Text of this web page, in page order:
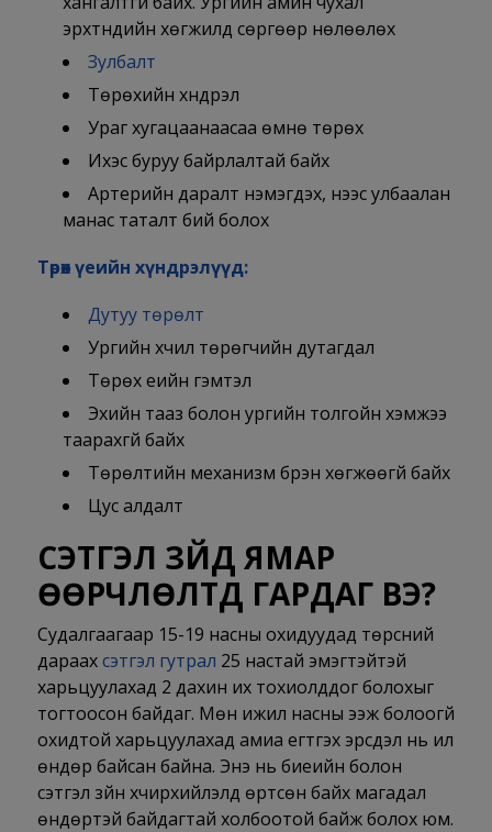
эрхтнүүдийн хөгжилд сөргөөр нөлөөлөх
Зулбалт
Төрөхийн хүндрэл
Ураг хугацаанаасаа өмнө төрөх
Ихэс буруу байрлалтай байх
Артерийн даралт нэмэгдэх, үүнээс улбаалан
манас таталт бий болох
Төрөх үеийн хүндрэлүүд:
Дутуу төрөлт
Ургийн хүчил төрөгчийн дутагдал
Төрөх үеийн гэмтэл
Эхийн тааз болон ургийн толгойн хэмжээ
таарахгүй байх
Төрөлтийн механизм бүрэн хөгжөөгүй байх
Цус алдалт
СЭТГЭЛ ЗҮЙД ЯМАР
ӨӨРЧЛӨЛТҮҮД ГАРДАГ ВЭ?
Судалгаагаар 15-19 насны охидуудад төрсний
дараахсэтгэл гутрал 25 настай эмэгтэйтэй
харьцуулахад 2 дахин их тохиолддог болохыг
тогтоосон байдаг. Мөн ижил насны ээж болоогүй
охидтой харьцуулахад амиа егүүтгэх эрсдэл нь илүү
өндөр байсан байна. Энэ нь биеийн болон
сэтгэл зүйн хүчирхийлэлд өртсөн байх магадал
өндөртэй байдагтай холбоотой байж болох юм.